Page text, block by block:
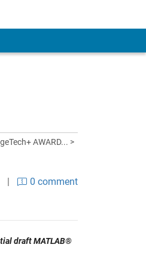
AWARD... >
| 0 comment
draft MATLAB®